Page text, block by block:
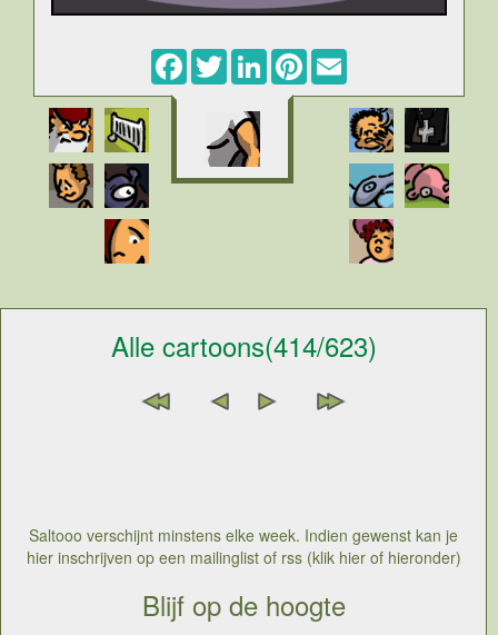
Facebook
TwitterLinkedInPinterest
Alle cartoons(414/623)
Saltooo verschijnt minstens elke week. Indien gewenst kan je
hier inschrijven op een mailinglist of rss (klik hier of hieronder)
Blijf op de hoogte